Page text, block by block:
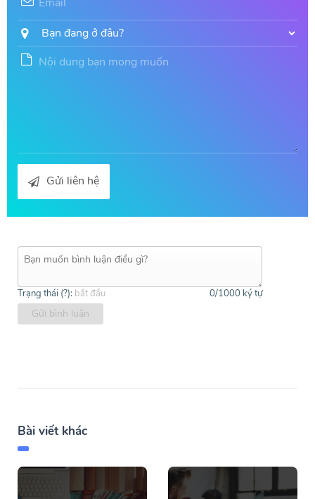
Gửi liên hệ
Trạng thái (?): bắt đầu 0/1000 ký tự
Gửi bình luận
Bài viết khác